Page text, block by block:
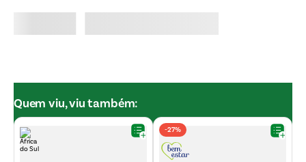
Quem viu, viu também:
-27%